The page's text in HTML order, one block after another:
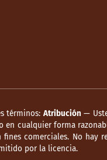
términos: Atribución —
en cualquier forma
comerciales. No hay
por la licencia.